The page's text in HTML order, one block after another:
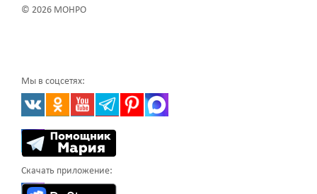
© 2026 МОНРО
Мы в соцсетях:
Скачать приложение: